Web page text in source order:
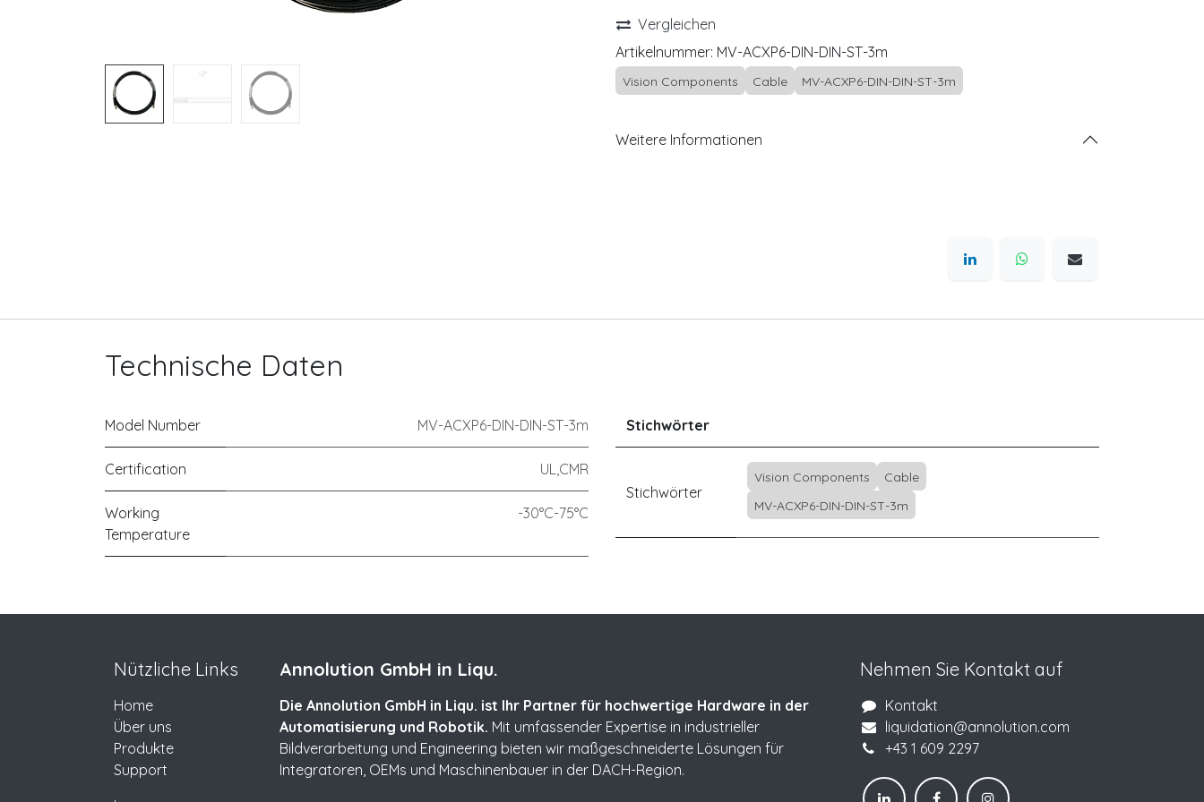
Vergleichen
Artikelnummer: MV-ACXP6-DIN-DIN-ST-3m
Vision Components Cable MV-ACXP6-DIN-DIN-ST-3m
Weitere Informationen
Technische Daten
Model Number MV-ACXP6-DIN-DIN-ST-3m
Certification UL,CMR
Working
Temperature
-30°C-75°C
Stichwörter
Stichwörter
Vision Components
Cable
MV-ACXP6-DIN-DIN-ST-3m
Nützliche Links
Home
Über uns
Produkte
Support
Nehmen Sie Kontakt auf
Kontakt
liquidation@annolution.com
+43 1 609 2297
Annolution GmbH in Liqu.
Die Annolution GmbH in Liqu. ist Ihr Partner für hochwertige Hardware in der
Automatisierung und Robotik. Mit umfassender Expertise in industrieller
Bildverarbeitung und Engineering bieten wir maßgeschneiderte Lösungen für
Integratoren, OEMs und Maschinenbauer in der DACH-Region.